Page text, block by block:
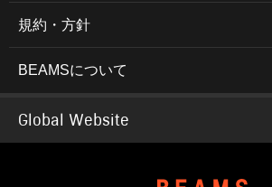
規約・方針
BEAMSについて
Global Website